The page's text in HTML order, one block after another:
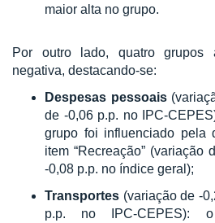
maior alta no grupo.
Por outro lado, quatro grupos
negativa, destacando-se:
Despesas pessoais
de -0,06 p.p. no IPC-
grupo foi influenciado pela
item “Recreação” (variação
-0,08 p.p. no índice geral);
Transportes (variação de -
p.p. no IPC-CEPES): o